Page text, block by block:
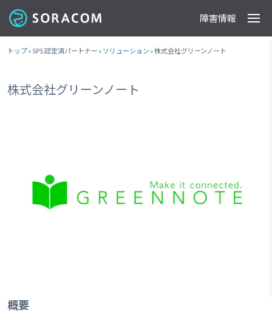
製品
事例
料金
ドキュメント
導入支援
IoTストア
最新情報 障害情報
トップ» SPS 認定済パートナー » ソリューション » 株式会社グリーンノート
株式会社グリーンノート
概要